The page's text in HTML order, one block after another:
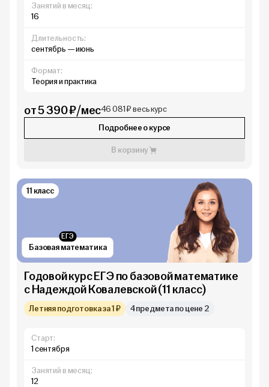
Занятий в месяц:
16
Длительность:
сентябрь — июнь
Формат:
Теория и практика
от 5 390 ₽/мес46 081 ₽ весь курс
Подробнее о курсе
В корзину
Базовая математика
ЕГЭ
11 класс
Годовой курс ЕГЭ по базовой математике
с Надеждой Ковалевской (11 класс)
Летняя подготовка за 1 ₽ 4 предмета по цене 2
Старт:
1 сентября
Занятий в месяц:
12